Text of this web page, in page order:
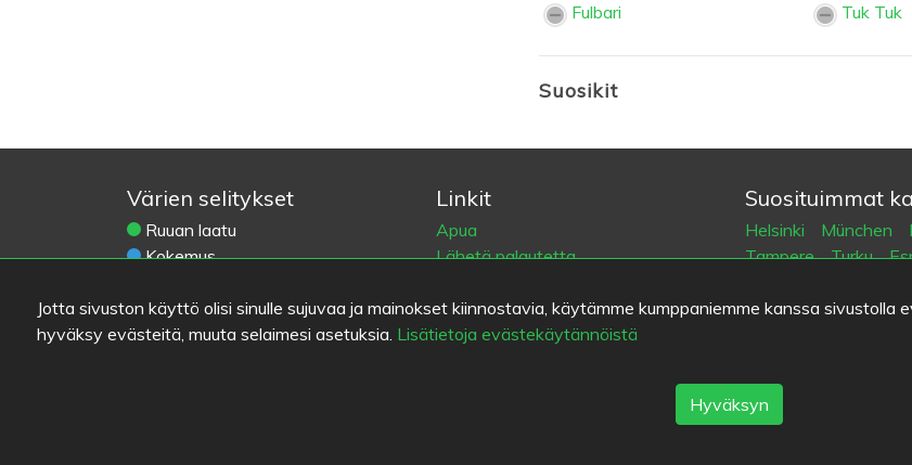
Jotta sivuston käyttö olisi sinulle sujuvaa ja mainokset kiinnostavia, käytämme kumppaniemme kanssa
hyväksy evästeitä, muuta selaimesi asetuksia. Lisätietoja evästekäytännöistä
Hyväksyn
Fulbari
Tuk Tuk
Suosikit
Värien selitykset
Ruuan laatu
Kokemus
Linkit
Apua
Lähetä palautetta
Yhteystiedot
Tietosuojakäytäntö
Suosituimmat
Helsinki München
Tampere Turku
Jyväskylä
Pori